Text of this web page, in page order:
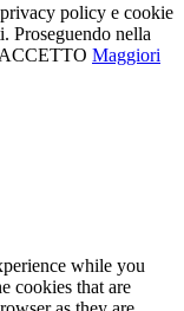
policy e cookie
Proseguendo nella
ACCETTO Maggiori
while you
cookies that are